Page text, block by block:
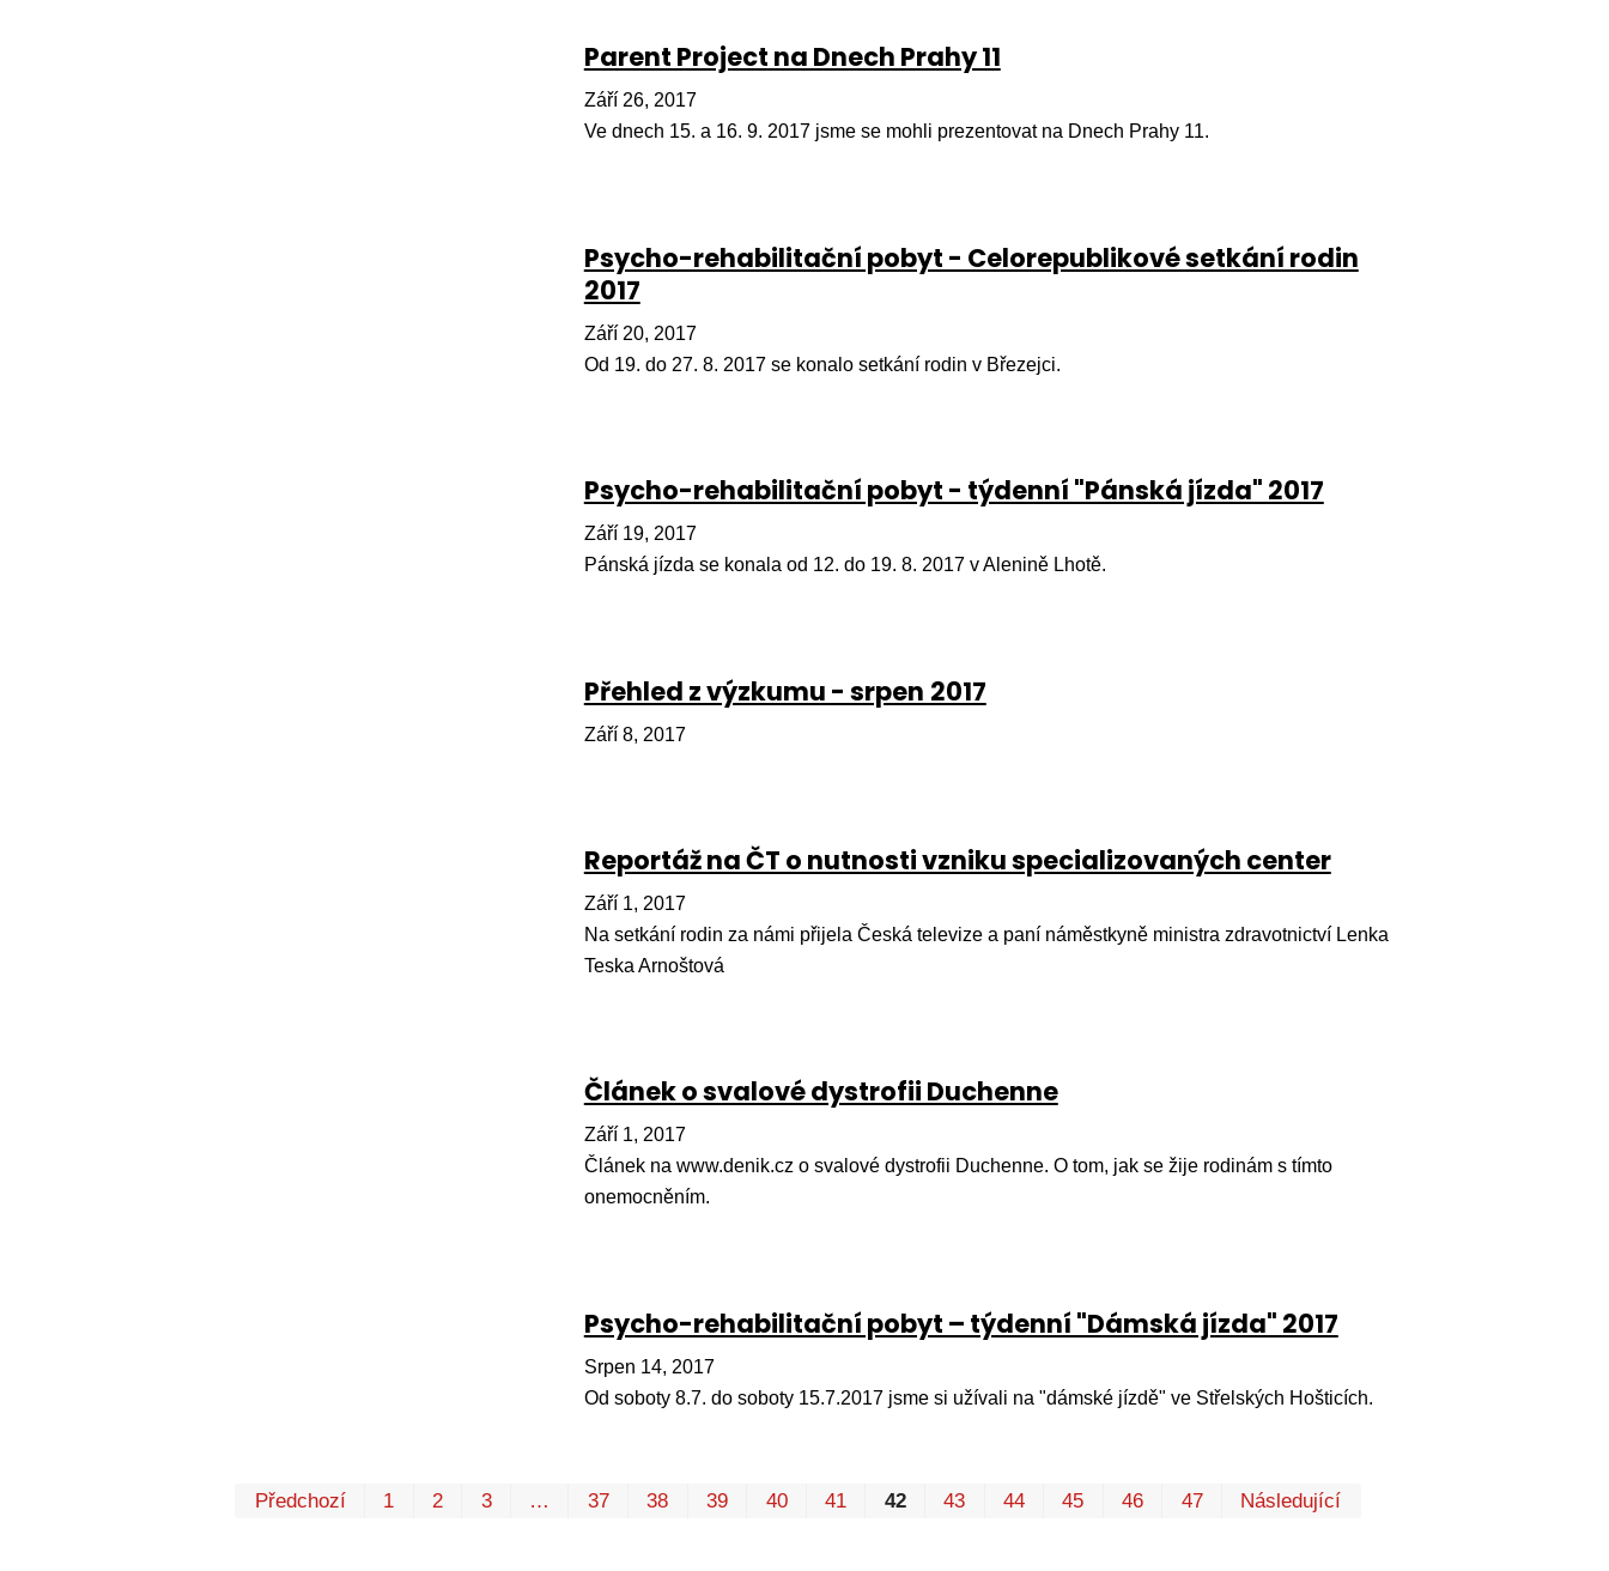
Parent Project na Dnech Prahy 11
Září 26, 2017
Ve dnech 15. a 16. 9. 2017 jsme se mohli prezentovat na Dnech Prahy 11.
Psycho-rehabilitační pobyt - Celorepublikové setkání rodin
2017
Září 20, 2017
Od 19. do 27. 8. 2017 se konalo setkání rodin v Březejci.
Psycho-rehabilitační pobyt - týdenní "Pánská jízda" 2017
Září 19, 2017
Pánská jízda se konala od 12. do 19. 8. 2017 v Alenině Lhotě.
Přehled z výzkumu - srpen 2017
Září 8, 2017
Reportáž na ČT o nutnosti vzniku specializovaných center
Září 1, 2017
Na setkání rodin za námi přijela Česká televize a paní náměstkyně ministra zdravotnictví Lenka
Teska Arnoštová
Článek o svalové dystrofii Duchenne
Září 1, 2017
Článek na www.denik.cz o svalové dystrofii Duchenne. O tom, jak se žije rodinám s tímto
onemocněním.
Psycho-rehabilitační pobyt – týdenní "Dámská jízda" 2017
Srpen 14, 2017
Od soboty 8.7. do soboty 15.7.2017 jsme si užívali na "dámské jízdě" ve Střelských Hošticích.
Předchozí 1 2 3 … 37 38 39 40 41 42 43 44 45 46 47 Následující